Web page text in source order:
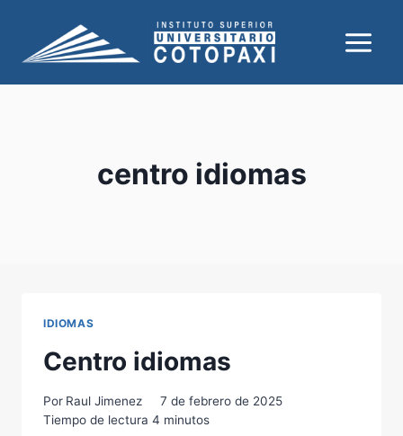
contenido
centro idiomas
IDIOMAS
Centro idiomas
Por Raul Jimenez
7 de febrero de 2025
Tiempo de lectura 4 minutos